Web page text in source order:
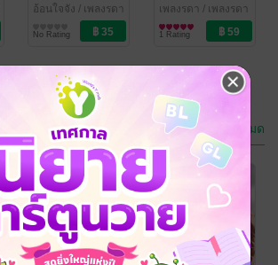
อ้อนใจจัง / เพลงรดา
นิยายโรมานซ์
No Rating
เพลงรดา / เพลงรดา
นักเขียน
นิยายโรมานซ์
1 Rating
ผัวที่ดีผัวที่แซ่บ
คือผัวใหม่
ดูทั้งหมด